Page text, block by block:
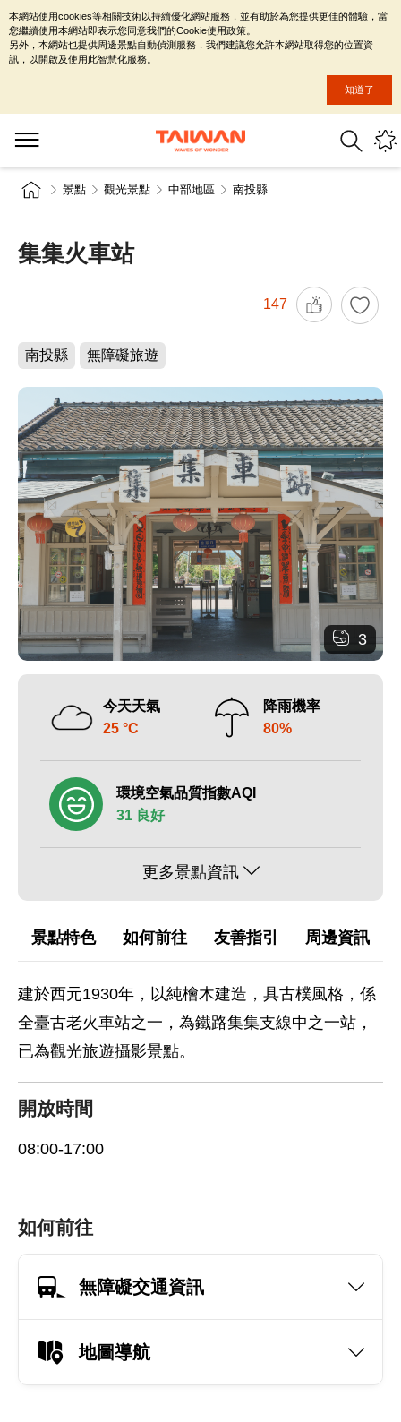
景點 觀光景點 中部地區 南投縣
集集火車站
147
南投縣 無障礙旅遊
3
今天天氣
25 °C
降雨機率
80%
環境空氣品質指數AQI
31 良好
更多景點資訊
景點特色 如何前往 友善指引 周邊資訊
建於西元1930年，以純檜木建造，具古樸風格，係
全臺古老火車站之一，為鐵路集集支線中之一站，
已為觀光旅遊攝影景點。
開放時間
08:00-17:00
如何前往
無障礙交通資訊
地圖導航
本網站使用cookies等相關技術以持續優化網站服務，並有助於為您提供更佳的體驗，當
您繼續使用本網站即表示您同意我們的Cookie使用政策。
另外，本網站也提供周邊景點自動偵測服務，我們建議您允許本網站取得您的位置資
訊，以開啟及使用此智慧化服務。
知道了